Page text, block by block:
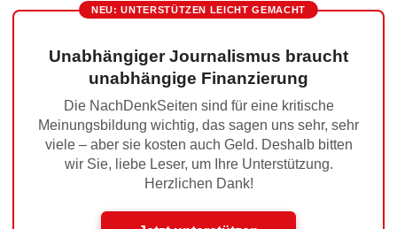
NEU: UNTERSTÜTZEN LEICHT GEMACHT
Unabhängiger Journalismus braucht
unabhängige Finanzierung
Die NachDenkSeiten sind für eine kritische
Meinungsbildung wichtig, das sagen uns sehr, sehr
viele – aber sie kosten auch Geld. Deshalb bitten
wir Sie, liebe Leser, um Ihre Unterstützung.
Herzlichen Dank!